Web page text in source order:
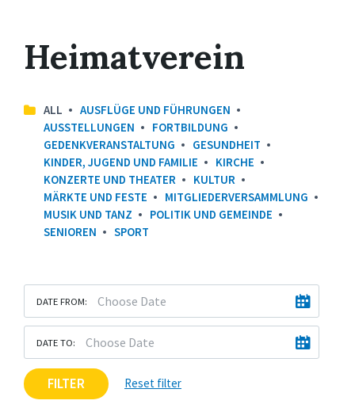
Heimatverein
ALL
AUSFLÜGE UND FÜHRUNGEN
AUSSTELLUNGEN
FORTBILDUNG
GEDENKVERANSTALTUNG
GESUNDHEIT
KINDER, JUGEND UND FAMILIE
KIRCHE
KONZERTE UND THEATER
KULTUR
MÄRKTE UND FESTE
MITGLIEDERVERSAMMLUNG
MUSIK UND TANZ
POLITIK UND GEMEINDE
SENIOREN
SPORT
DATE FROM:
DATE TO:
FILTER Reset filter